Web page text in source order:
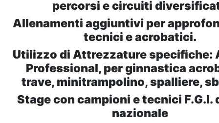
percorsi e circuiti
Allenamenti aggiuntivi per
tecnici e acrobatici.
Utilizzo di Attrezzature specifiche:
Professional, per ginnastica
trave, minitrampolino, spalliere,
Stage con campioni e tecnici F.G.I.
nazionale